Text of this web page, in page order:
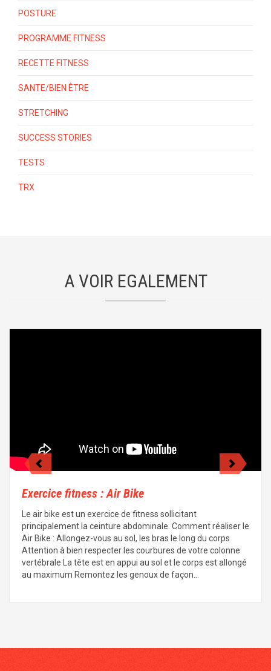
POSTURE
PROGRAMME FITNESS
RECETTE FITNESS
SANTE/BIEN ÊTRE
STRETCHING
SUCCESS STORIES
TESTS
TRX
A VOIR EGALEMENT
Exercice fitness : Air Bike
Le air bike est un exercice de fitness sollicitant
principalement la ceinture abdominale. Comment réaliser le
Air Bike : Allongez-vous au sol, les bras le long du corps
Attention à bien respecter les courbures de votre colonne
vertébrale La tête est en appui au sol et le corps est allongé
au maximum Remontez les genoux de façon…